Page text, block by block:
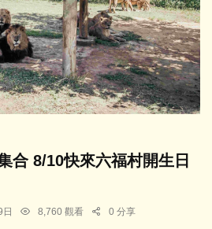
合 8/10快來六福村開生日
8,760 觀看 0 分享